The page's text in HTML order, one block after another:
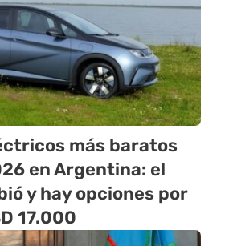
más baratos
en Argentina: el
y hay opciones por
17.000